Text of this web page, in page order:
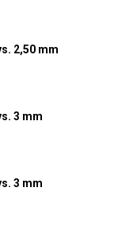
2,50 mm
3 mm
3 mm